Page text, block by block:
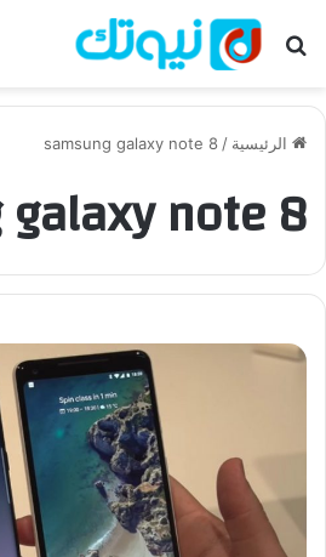
بحث عن
الرئيسية /
samsung galaxy note 8
note 8